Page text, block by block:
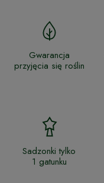
Gwarancja
przyjęcia się roślin
Sadzonki tylko
1 gatunku